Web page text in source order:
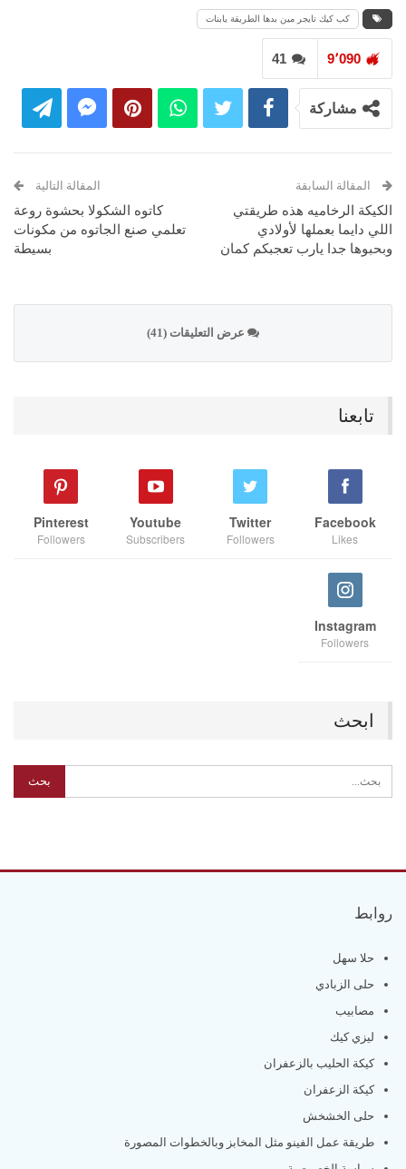
كب كيك تايجر مين بدها الطريقة يابنات
41 9٬090
مشاركة
المقالة السابقة
الكيكة الرخاميه هذه طريقتي
اللي دايما بعملها لأولادي
وبحبوها جدا يارب تعجبكم كمان
المقالة التالية
كاتوه الشكولا بحشوة روعة
تعلمي صنع الجاتوه من مكونات
بسيطة
عرض التعليقات (41)
تابعنا
Facebook
Likes
Twitter
Followers
Youtube
Subscribers
Pinterest
Followers
Instagram
Followers
ابحث
روابط
حلا سهل
حلى الزبادي
مصابيب
ليزي كيك
كيكة الحليب بالزعفران
كيكة الزعفران
حلى الخشخش
طريقة عمل الفينو مثل المخابز وبالخطوات المصورة